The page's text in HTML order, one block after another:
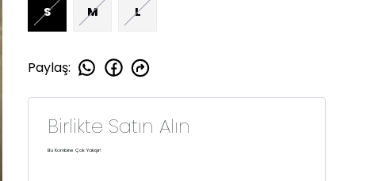
S M L
Paylaş:
Birlikte Satın Alın
Bu Kombine Çok Yakışır!